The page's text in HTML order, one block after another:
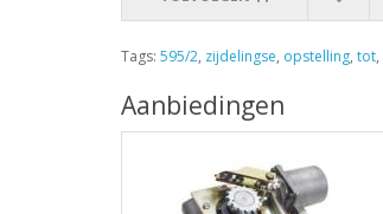
Tags: 595/2, zijdelingse, opstelling, tot,
Aanbiedingen